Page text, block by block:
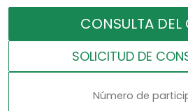
CONSULTA DEL
SOLICITUD DE
Número de